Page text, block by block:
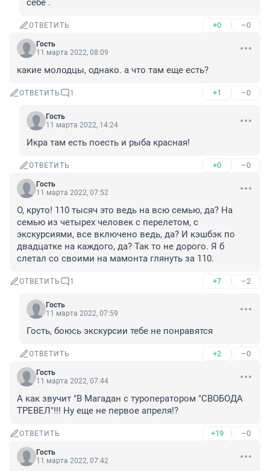
себе .
ОТВЕТИТЬ +0 –0
Гость
11 марта 2022, 08:09
какие молодцы, однако. а что там еще есть?
ОТВЕТИТЬ 1 +1 –0
Гость
11 марта 2022, 14:24
Икра там есть поесть и рыба красная!
ОТВЕТИТЬ +0 –0
Гость
11 марта 2022, 07:52
О, круто! 110 тысяч это ведь на всю семью, да? На
семью из четырех человек с перелетом, с
экскурсиями, все включено ведь, да? И кэшбэк по
двадцатке на каждого, да? Так то не дорого. Я б
слетал со своими на мамонта глянуть за 110.
ОТВЕТИТЬ 1 +7 –2
Гость
11 марта 2022, 07:59
Гость, боюсь экскурсии тебе не понравятся
ОТВЕТИТЬ +2 –0
Гость
11 марта 2022, 07:44
А как звучит "В Магадан с туроператором "СВОБОДА
ТРЕВЕЛ"!!! Ну еще не первое апреля!?
ОТВЕТИТЬ +19 –0
Гость
11 марта 2022, 07:42